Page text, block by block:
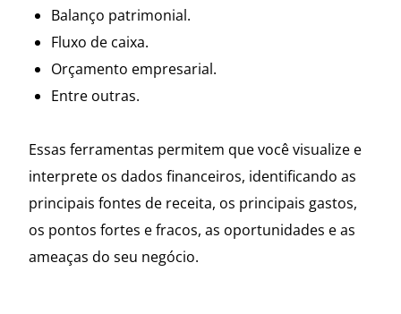
Balanço patrimonial.
Fluxo de caixa.
Orçamento empresarial.
Entre outras.
Essas ferramentas permitem que você visualize e
interprete os dados financeiros, identificando as
principais fontes de receita, os principais gastos,
os pontos fortes e fracos, as oportunidades e as
ameaças do seu negócio.